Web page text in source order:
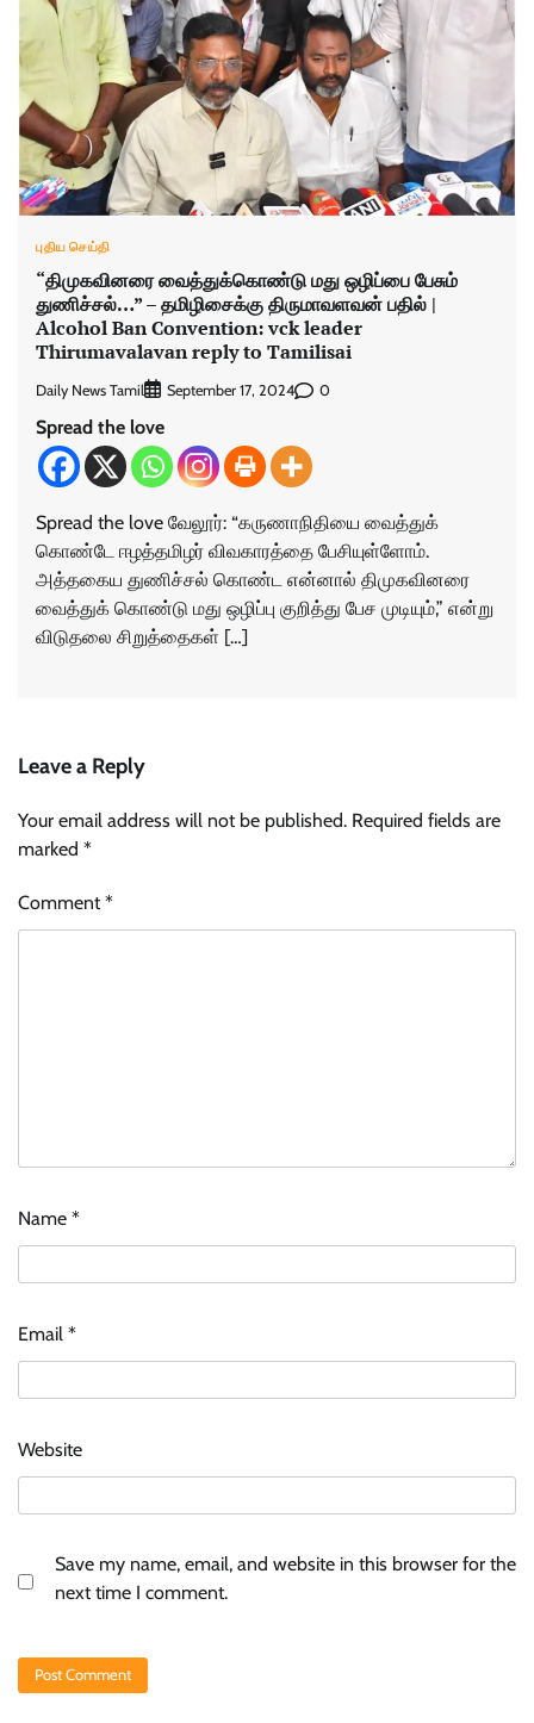
புதிய செய்தி
“திமுகவினரை வைத்துக்கொண்டு மது ஒழிப்பை பேசும்
துணிச்சல்…” – தமிழிசைக்கு திருமாவளவன் பதில் |
Alcohol Ban Convention: vck leader
Thirumavalavan reply to Tamilisai
Daily News Tamil September 17, 2024 0
Spread the love
Spread the love வேலூர்: “கருணாநிதியை வைத்துக்
கொண்டே ஈழத்தமிழர் விவகாரத்தை பேசியுள்ளோம்.
அத்தகைய துணிச்சல் கொண்ட என்னால் திமுகவினரை
வைத்துக் கொண்டு மது ஒழிப்பு குறித்து பேச முடியும்,” என்று
விடுதலை சிறுத்தைகள் […]
Leave a Reply
Your email address will not be published. Required fields are
marked *
Comment*
Name *
Email *
Website
Save my name, email, and website in this browser for the
next time I comment.